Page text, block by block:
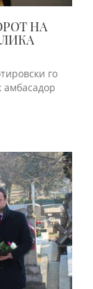
НА
го
амбасадор